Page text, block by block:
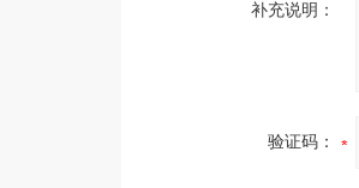
补充说明：
验证码：